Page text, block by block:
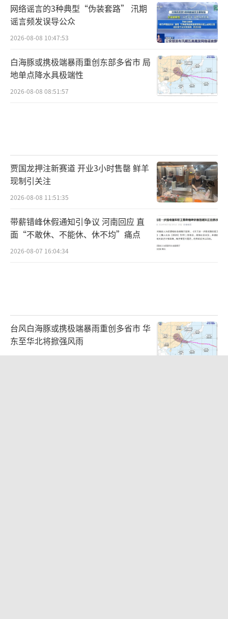
网络谣言的3种典型“伪装套路” 汛期
谣言频发误导公众
2026-08-08 10:47:53
白海豚或携极端暴雨重创东部多省市 局
地单点降水具极端性
2026-08-08 08:51:57
贾国龙押注新赛道 开业3小时售罄 鲜羊
现制引关注
2026-08-08 11:51:35
带薪错峰休假通知引争议 河南回应 直
面“不敢休、不能休、休不均”痛点
2026-08-07 16:04:34
台风白海豚或携极端暴雨重创多省市 华
东至华北将掀强风雨
2026-08-08 10:48:39